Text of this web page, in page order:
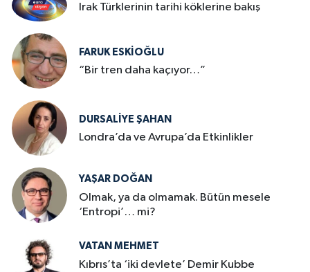
Irak Türklerinin tarihi köklerine bakış
FARUK ESKİOĞLU
“Bir tren daha kaçıyor…”
DURSALIYE ŞAHAN
Londra’da ve Avrupa’da Etkinlikler
YAŞAR DOĞAN
Olmak, ya da olmamak. Bütün mesele
‘Entropi’… mi?
VATAN MEHMET
Kıbrıs’ta ‘iki devlete’ Demir Kubbe